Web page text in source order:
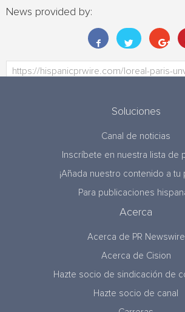
News provided by:
Soluciones
Canal de noticias
Inscríbete en nuestra lista de
¡Añada nuestro contenido a tu
Para publicaciones
Acerca
Acerca de PR Newswire
Acerca de Cision
Hazte socio de sindicación de
Hazte socio de canal